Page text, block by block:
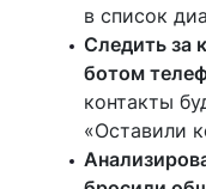
в список
Следить за
ботом
контакты
«Оставили